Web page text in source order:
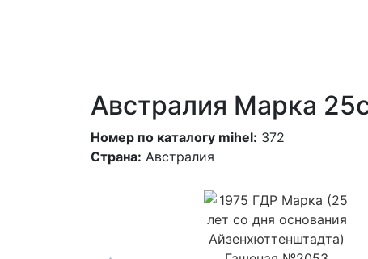
Австралия Марка
Номер по каталогу mihel: 372
Страна: Австралия